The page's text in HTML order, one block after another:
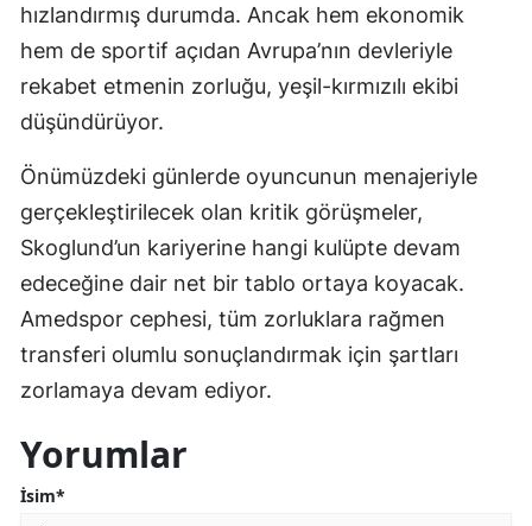
hızlandırmış durumda. Ancak hem ekonomik
hem de sportif açıdan Avrupa’nın devleriyle
rekabet etmenin zorluğu, yeşil-kırmızılı ekibi
düşündürüyor.
Önümüzdeki günlerde oyuncunun menajeriyle
gerçekleştirilecek olan kritik görüşmeler,
Skoglund’un kariyerine hangi kulüpte devam
edeceğine dair net bir tablo ortaya koyacak.
Amedspor cephesi, tüm zorluklara rağmen
transferi olumlu sonuçlandırmak için şartları
zorlamaya devam ediyor.
Yorumlar
İsim*